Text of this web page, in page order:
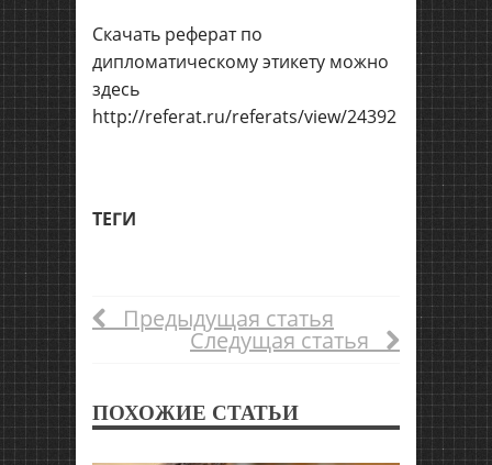
Скачать реферат по
дипломатическому этикету можно
здесь
http://referat.ru/referats/view/24392
ТЕГИ
Предыдущая статья
Следущая статья
ПОХОЖИЕ СТАТЬИ